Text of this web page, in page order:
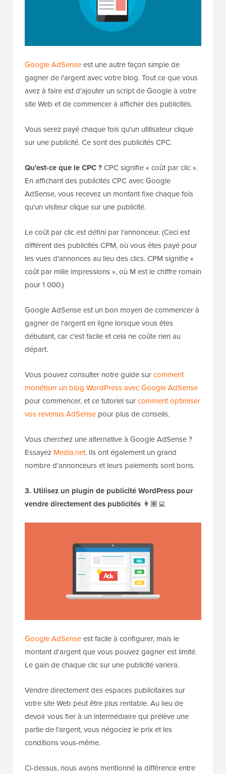
Google AdSenseest une autre façon simple de
gagner de l'argent avec votre blog. Tout ce que vous
avez à faire est d'ajouter un script de Google à votre
site Web et de commencer à afficher des publicités.
Vous serez payé chaque fois qu'un utilisateur clique
sur une publicité. Ce sont des publicités CPC.
Qu'est-ce que le CPC ?CPC signifie « coût par clic ».
En affichant des publicités CPC avec Google
AdSense, vous recevez un montant fixe chaque fois
qu'un visiteur clique sur une publicité.
Le coût par clic est défini par l'annonceur. (Ceci est
différent des publicités CPM, où vous êtes payé pour
les vues d'annonces au lieu des clics. CPM signifie «
coût par mille impressions », où M est le chiffre romain
pour 1 000.)
Google AdSense est un bon moyen de commencer à
gagner de l'argent en ligne lorsque vous êtes
débutant, car c'est facile et cela ne coûte rien au
départ.
Vous pouvez consulter notre guide surcomment
monétiser un blog WordPress avec Google AdSense
pour commencer, et ce tutoriel surcomment optimiser
vos revenus AdSense pour plus de conseils.
Vous cherchez une alternative à Google AdSense ?
Essayez Media.net. Ils ont également un grand
nombre d'annonceurs et leurs paiements sont bons.
3. Utilisez un plugin de publicité WordPress pour
vendre directement des publicités 👩🏽‍💻
Google AdSenseest facile à configurer, mais le
montant d'argent que vous pouvez gagner est limité.
Le gain de chaque clic sur une publicité variera.
Vendre directement des espaces publicitaires sur
votre site Web peut être plus rentable. Au lieu de
devoir vous fier à un intermédiaire qui prélève une
partie de l'argent, vous négociez le prix et les
conditions vous-même.
Ci-dessus, nous avons mentionné la différence entre